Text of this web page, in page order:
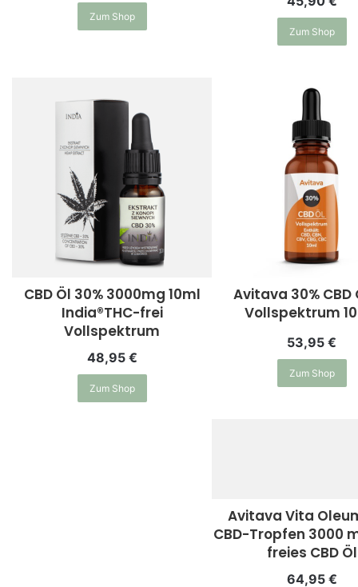
Zum Shop
Zum Shop
CBD Öl 30% 3000mg 10ml
India®THC-frei
Vollspektrum
48,95 €
Zum Shop
Avitava 30% CBD
Vollspektrum
53,95 €
Zum Shop
Avitava Vita
CBD-Tropfen 3000
freies CBD Öl
64,95 €